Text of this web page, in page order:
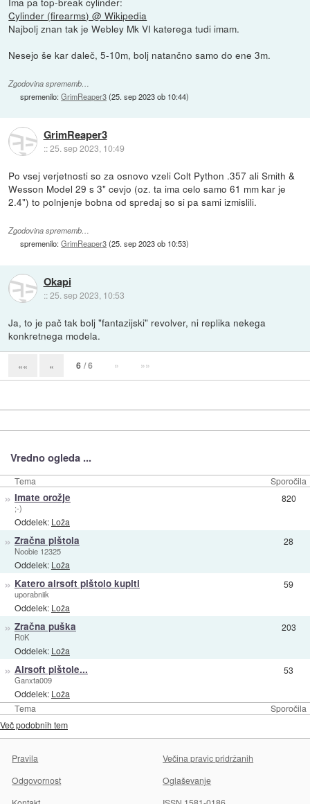
Cylinder (firearms) @ Wikipedia
Najbolj znan tak je Webley Mk VI katerega tudi imam.
Nesejo še kar daleč, 5-10m, bolj natančno samo do ene 3m.
Zgodovina sprememb…
spremenilo:GrimReaper3(25. sep 2023 ob 10:44)
GrimReaper3
::25. sep 2023, 10:49
Po vsej verjetnosti so za osnovo vzeli Colt Python .357 ali Smith &
Wesson Model 29 s 3" cevjo (oz. ta ima celo samo 61 mm kar je
2.4") to polnjenje bobna od spredaj so si pa sami izmislili.
Zgodovina sprememb…
spremenilo:GrimReaper3(25. sep 2023 ob 10:53)
Okapi
::25. sep 2023, 10:53
Ja, to je pač tak bolj "fantazijski" revolver, ni replika nekega
konkretnega modela.
«« « 6 / 6 » »»
Vredno ogleda ...
Tema Sporočila
Tema Sporočila
» Imate orožje
;-)
Oddelek: Loža
820
» Zračna pištola
Noobie 12325
Oddelek: Loža
28
» Katero airsoft pištolo kupiti
uporabniik
Oddelek: Loža
59
» Zračna puška
R0K
Oddelek: Loža
203
» Airsoft pištole...
Ganxta009
Oddelek: Loža
53
Več podobnih tem
Pravila
Večina pravic pridržanih
Odgovornost
Oglaševanje